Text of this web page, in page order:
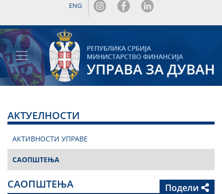
ENG
АКТУЕЛНОСТИ
АКТИВНОСТИ УПРАВЕ
САОПШТЕЊА
САОПШТЕЊА Подели